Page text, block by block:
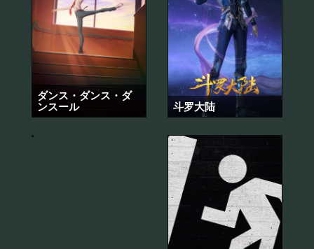
ダンス・ダンス・ダ
ンスール
斗罗大陆
지
금
부
터
쇼
타